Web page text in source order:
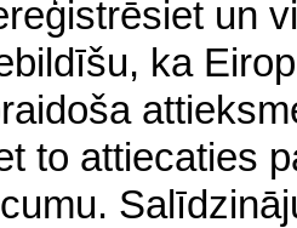
un
ka
to attiecaties